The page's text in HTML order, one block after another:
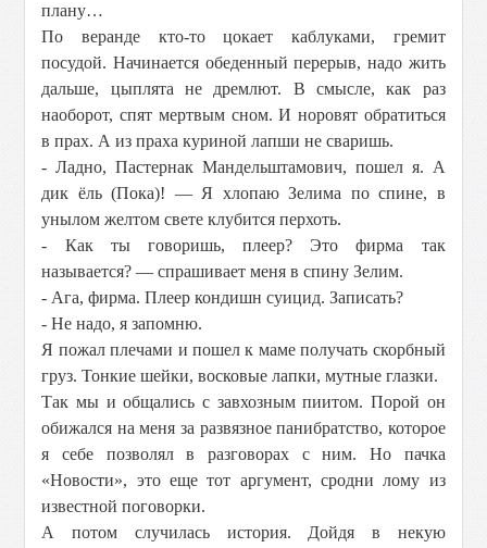
плану…
По веранде кто-то цокает каблуками, гремит
посудой. Начинается обеденный перерыв, надо жить
дальше, цыплята не дремлют. В смысле, как раз
наоборот, спят мертвым сном. И норовят обратиться
в прах. А из праха куриной лапши не сваришь.
- Ладно, Пастернак Мандельштамович, пошел я. А
дик ёль (Пока)! — Я хлопаю Зелима по спине, в
унылом желтом свете клубится перхоть.
- Как ты говоришь, плеер? Это фирма так
называется? — спрашивает меня в спину Зелим.
- Ага, фирма. Плеер кондишн суицид. Записать?
- Не надо, я запомню.
Я пожал плечами и пошел к маме получать скорбный
груз. Тонкие шейки, восковые лапки, мутные глазки.
Так мы и общались с завхозным пиитом. Порой он
обижался на меня за развязное панибратство, которое
я себе позволял в разговорах с ним. Но пачка
«Новости», это еще тот аргумент, сродни лому из
известной поговорки.
А потом случилась история. Дойдя в некую